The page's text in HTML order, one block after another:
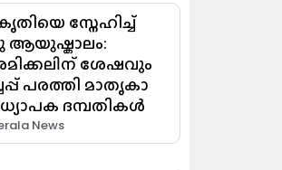
സ്നേഹിച്ച്
ആയുഷ്കാലം:
ശേഷവും
പരത്തി മാതൃകാ
ദമ്പതികൾ
News